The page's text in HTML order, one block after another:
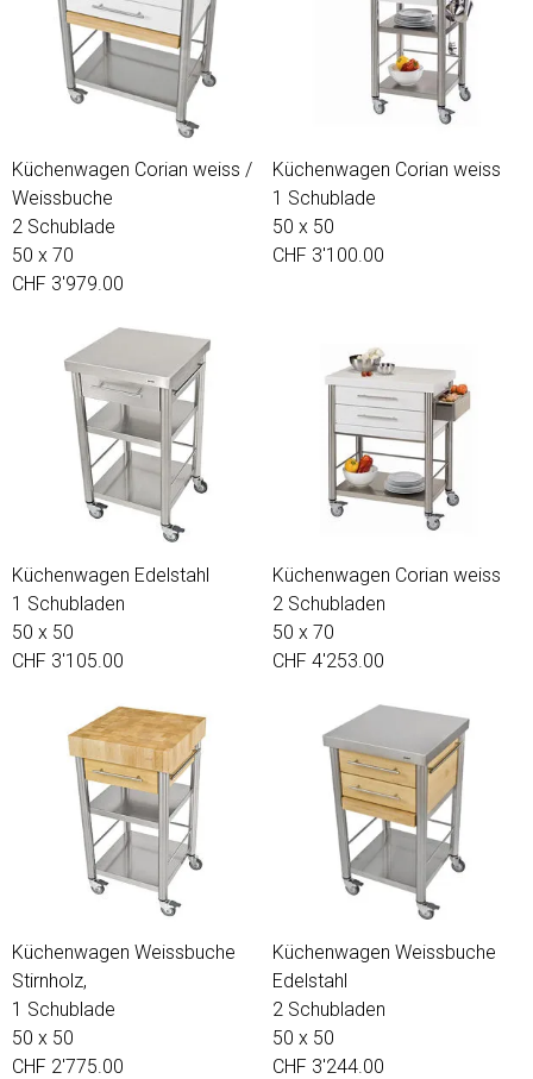
Küchenwagen Corian weiss /
Weissbuche
2 Schublade
50 x 70
CHF 3'979.00
Küchenwagen Corian weiss
1 Schublade
50 x 50
CHF 3'100.00
Küchenwagen Edelstahl
1 Schubladen
50 x 50
CHF 3'105.00
Küchenwagen Corian weiss
2 Schubladen
50 x 70
CHF 4'253.00
Küchenwagen Weissbuche
Stirnholz,
1 Schublade
50 x 50
CHF 2'775.00
Küchenwagen Weissbuche
Edelstahl
2 Schubladen
50 x 50
CHF 3'244.00